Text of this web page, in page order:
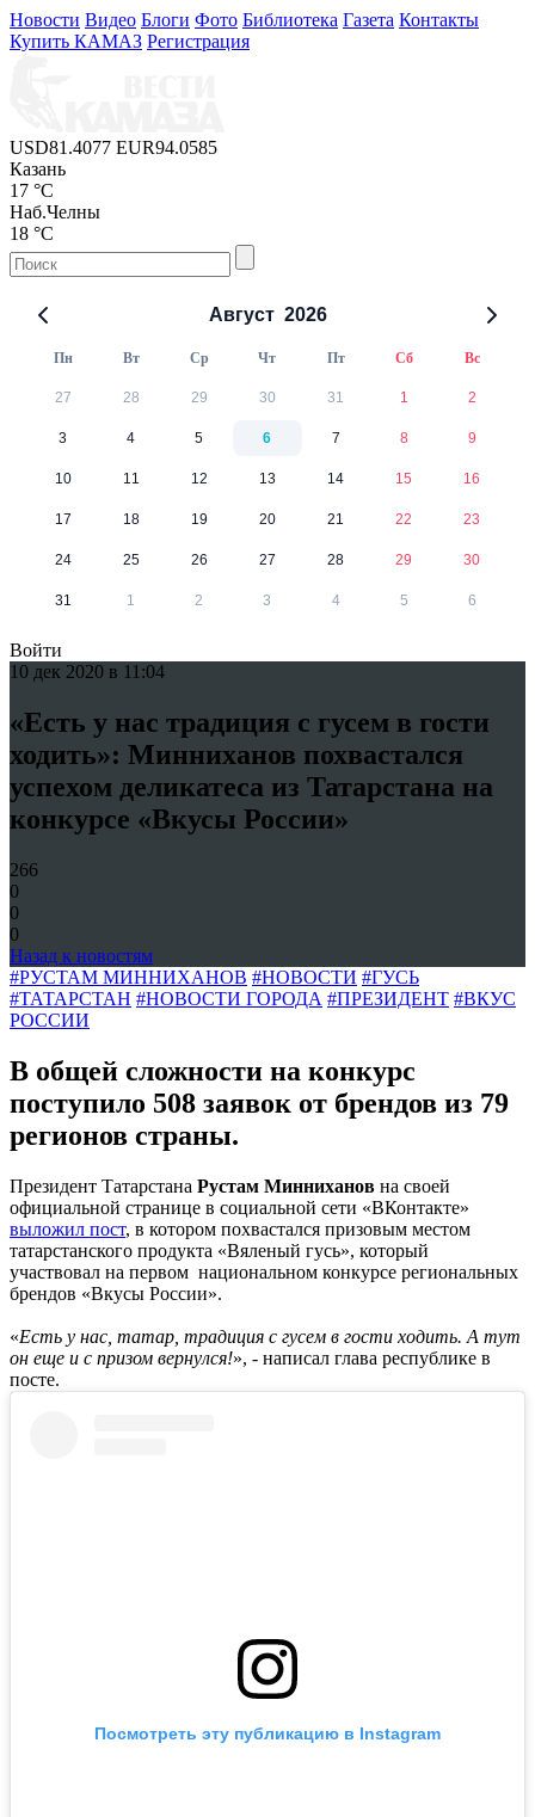
Новости Видео Блоги Фото Библиотека Газета Контакты
Купить КАМАЗ Регистрация
USD81.4077 EUR94.0585
Казань
17 °C
Наб.Челны
18 °C
Август 2026
Пн Вт Ср Чт Пт Сб Вс
27 28 29 30 31 1 2
3 4 5 6 7 8 9
10 11 12 13 14 15 16
17 18 19 20 21 22 23
24 25 26 27 28 29 30
31 1 2 3 4 5 6
Войти
10 дек 2020 в 11:04
«Есть у нас традиция с гусем в гости
ходить»: Минниханов похвастался
успехом деликатеса из Татарстана на
конкурсе «Вкусы России»
266
0
0
0
Назад к новостям
#РУСТАМ МИННИХАНОВ #НОВОСТИ #ГУСЬ
#ТАТАРСТАН #НОВОСТИ ГОРОДА #ПРЕЗИДЕНТ #ВКУС
РОССИИ
В общей сложности на конкурс
поступило 508 заявок от брендов из 79
регионов страны.
Президент Татарстана Рустам Минниханов на своей
официальной странице в социальной сети «ВКонтакте»
выложил пост, в котором похвастался призовым местом
татарстанского продукта «Вяленый гусь», который
участвовал на первом национальном конкурсе региональных
брендов «Вкусы России».
«Есть у нас, татар, традиция с гусем в гости ходить. А тут
он еще и с призом вернулся!», - написал глава республике в
посте.
Посмотреть эту публикацию в Instagram